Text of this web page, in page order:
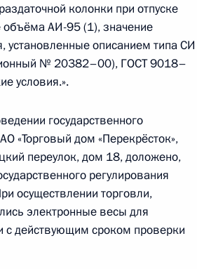
Федерации
агентства по техническому
провела в Приёмной
в Москве личный приём
Российской Федерации
агентства по техническому
провела в Приёмной
колонки при отпуске
объёма АИ-95 (1), значение
установленные описанием типа СИ
№ 20382–00), ГОСТ 9018–
условия.».
государственного
«Торговый дом «Перекрёсток»,
переулок, дом 18, доложено,
регулирования
осуществлении торговли,
электронные весы для
с действующим сроком проверки